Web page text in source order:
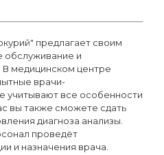
предлагает своим
обслуживание и
медицинском центре
врачи-
учитывают все особенности
вы также сможете сдать
диагноза анализы.
проведёт
и назначения врача.